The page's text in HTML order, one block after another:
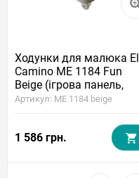
Ходунки для малюка El
Camino ME 1184 Fun
Beige (ігрова панель,
музика)
Артикул: ME 1184 beige
1 586 грн.